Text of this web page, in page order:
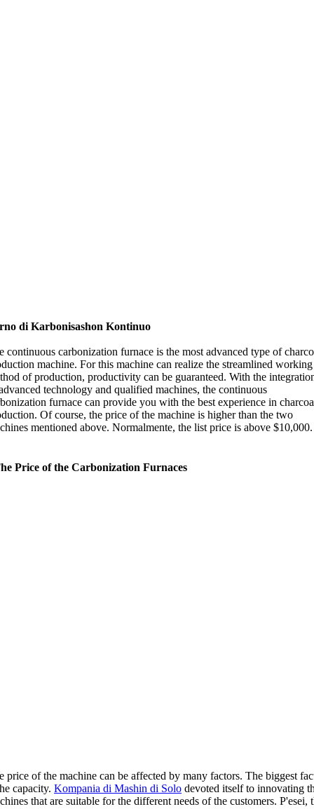
di Karbonisashon Kontinuo
continuous carbonization furnace is the most advanced type of
machine.For this machine can realize the streamlined working
of production,productivity can be guaranteed.With the
technology and qualified machines,the continuous
furnace can provide you with the best experience in
.Of course,the price of the machine is higher than the two
mentioned above. Normalmente,the list price is above $10,000.
Price of the Carbonization Furnaces
price of the machine can be affected by many factors.The biggest
capacity.Kompania di Mashin di Solo devoted itself to innovating
that are suitable for the different needs of the customers. P'esei,